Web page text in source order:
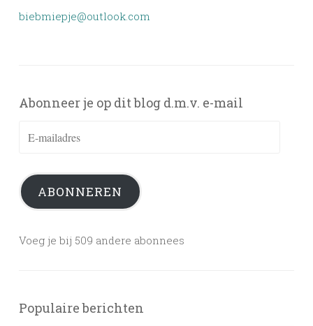
biebmiepje@outlook.com
Abonneer je op dit blog d.m.v. e-mail
ABONNEREN
Voeg je bij 509 andere abonnees
Populaire berichten